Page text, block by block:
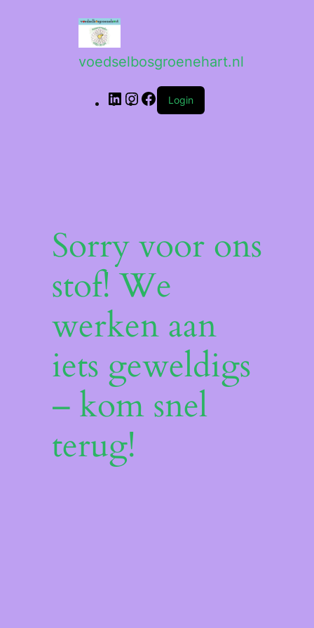
voedselbosgroenehart.nl
Login
Sorry voor ons
stof! We
werken aan
iets geweldigs
– kom snel
terug!